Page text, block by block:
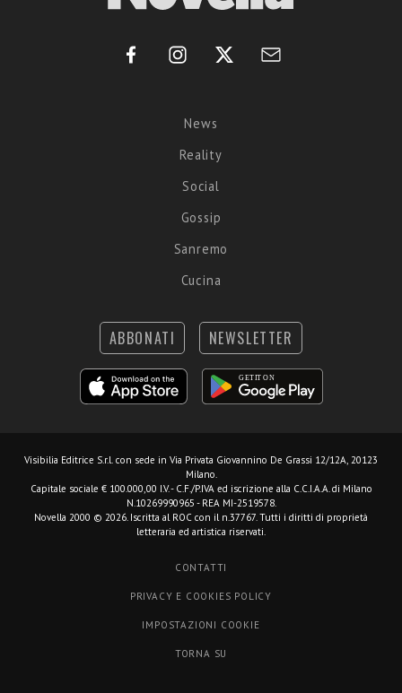
News
Reality
Social
Gossip
Sanremo
Cucina
ABBONATI NEWSLETTER
Visibilia Editrice S.r.l. con sede in Via Privata Giovannino De Grassi 12/12A, 20123
Milano.
Capitale sociale € 100.000,00 I.V. - C.F./P.IVA ed iscrizione alla C.C.I.A.A. di Milano
N.10269990965 - REA MI-2519578.
Novella 2000 © 2026. Iscritta al ROC con il n.37767. Tutti i diritti di proprietà
letteraria ed artistica riservati.
CONTATTI
PRIVACY E COOKIES POLICY
IMPOSTAZIONI COOKIE
TORNA SU